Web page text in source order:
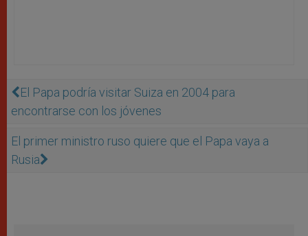
El Papa podría visitar Suiza en 2004 para
encontrarse con los jóvenes
El primer ministro ruso quiere que el Papa vaya a
Rusia